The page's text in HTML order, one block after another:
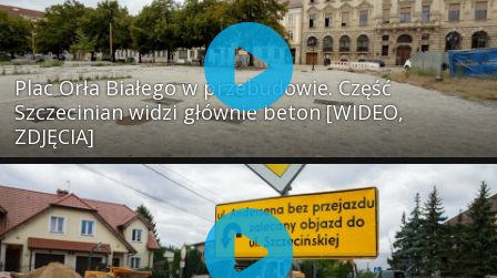
Plac Orła Białego w przebudowie. Część
Szczecinian widzi głównie beton [WIDEO,
ZDJĘCIA]